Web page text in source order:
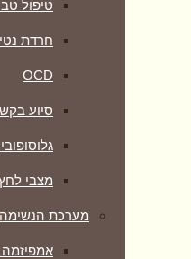
טיפול
חרדת
OCD
סיוע
מצבי
מערכת הנשימה